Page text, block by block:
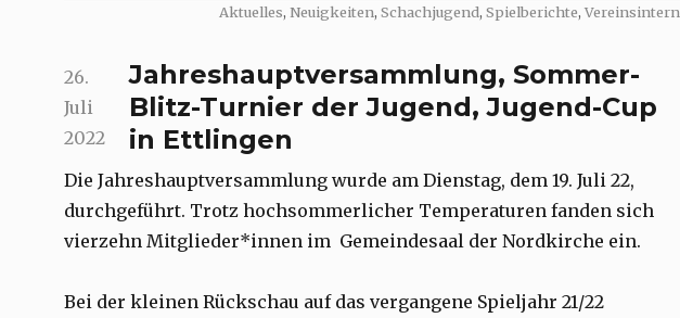
Categories
Aktuelles, Neuigkeiten, Schachjugend, Spielberichte, Vereinsintern
Posted
on
26.
Juli
2022
Jahreshauptversammlung, Sommer-
Blitz-Turnier der Jugend, Jugend-Cup
in Ettlingen
Die Jahreshauptversammlung wurde am Dienstag, dem 19. Juli 22,
durchgeführt. Trotz hochsommerlicher Temperaturen fanden sich
vierzehn Mitglieder*innen im Gemeindesaal der Nordkirche ein.
Bei der kleinen Rückschau auf das vergangene Spieljahr 21/22